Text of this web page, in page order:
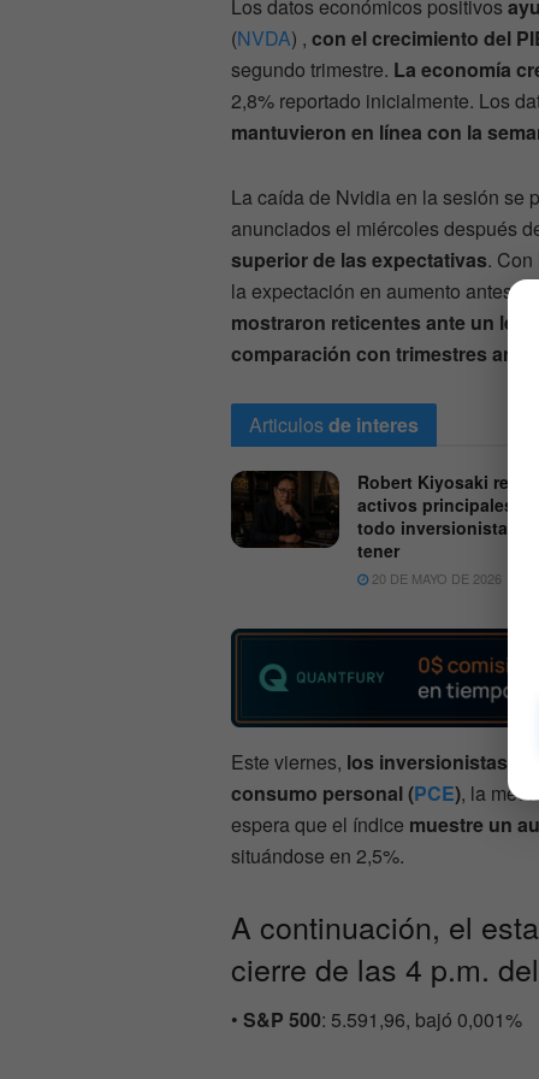
Los datos económicos positivos
(NVDA) , con el crecimiento del
segundo trimestre. La economía
2,8% reportado inicialmente. Los
mantuvieron en línea con la
La caída de Nvidia en la sesión se
anunciados el miércoles después
superior de las expectativas.
la expectación en aumento antes
mostraron reticentes ante un
comparación con trimestres
Articulosde interes
Robert Kiyosaki revela
activos principales que
todo inversionista
tener
20 DE MAYO DE 2026
Este viernes, los inversionistas
consumo personal (PCE), la
espera que el índice muestre un
situándose en 2,5%.
A continuación, el
cierre de las 4 p.m.
• S&P 500: 5.591,96, bajó 0,001%